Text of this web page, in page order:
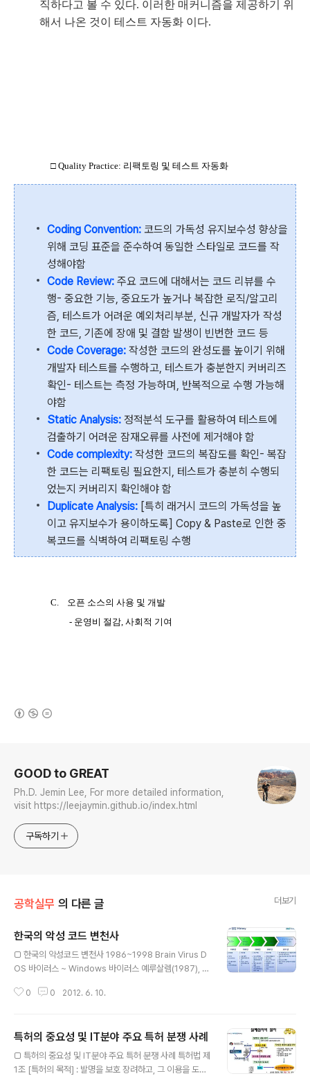
직하다고 볼 수 있다. 이러한 매커니즘을 제공하기 위
해서 나온 것이 테스트 자동화 이다.
□ Quality Practice: 리팩토링 및 테스트 자동화
Coding Convention: 코드의 가독성 유지보수성 향상을
위해 코딩 표준을 준수하여 동일한 스타일로 코드를 작
성해야함
Code Review: 주요 코드에 대해서는 코드 리뷰를 수
행- 중요한 기능, 중요도가 높거나 복잡한 로직/알고리
즘, 테스트가 어려운 예외처리부분, 신규 개발자가 작성
한 코드, 기존에 장애 및 결함 발생이 빈번한 코드 등
Code Coverage: 작성한 코드의 완성도를 높이기 위해
개발자 테스트를 수행하고, 테스트가 충분한지 커버리즈
확인- 테스트는 측정 가능하며, 반복적으로 수행 가능해
야함
Static Analysis: 정적분석 도구를 활용하여 테스트에
검출하기 어려운 잠재오류를 사전에 제거해야 함
Code complexity: 작성한 코드의 복잡도를 확인- 복잡
한 코드는 리팩토링 필요한지, 테스트가 충분히 수행되
었는지 커버리지 확인해야 함
Duplicate Analysis: [특히 래거시 코드의 가독성을 높
이고 유지보수가 용이하도록] Copy & Paste로 인한 중
복코드를 식벽하여 리팩토링 수행
C.
오픈 소스의 사용 및 개발
- 운영비 절감 사회적 기여
GOOD to GREAT
Ph.D. Jemin Lee, For more detailed information,
visit https://leejaymin.github.io/index.html
구독하기
공학실무 의 다른 글 더보기
한국의 악성 코드 변천사
□ 한국의 악성코드 변천사 1986~1998 Brain Virus D
OS 바이러스 ~ Windows 바이러스 예루살렘(1987), 미
(1995) 단말 보안으로 충분, 기업 보안 요구 1996~1997
us Laboratory And Distribution)"에서 제작 최초의
윈도우 95 기반 바이러스 최초의 엑셀 매크로 바이러스인
"XM/Laroux" 발견 VLAD에서 최초의 윈도우 95 상주
0 0 2012. 6. 10.
특허의 중요성 및 IT분야 주요 특허 분쟁 사례
□ 특허의 중요성 및 IT분야 주요 특허 분쟁 사례 특허법 제
1조 [특허의 목적] : 발명을 보호 장려하고, 그 이용을 도모